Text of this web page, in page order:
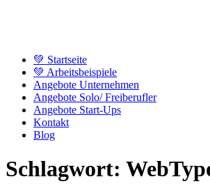
💚 Startseite
💚 Arbeitsbeispiele
Angebote Unternehmen
Angebote Solo/ Freiberufler
Angebote Start-Ups
Kontakt
Blog
Schlagwort: